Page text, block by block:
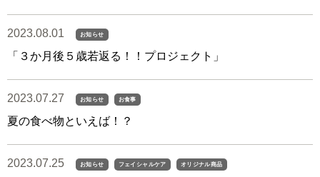
2023.08.01 お知らせ
「３か月後５歳若返る！！プロジェクト」
2023.07.27 お知らせ お食事
夏の食べ物といえば！？
2023.07.25 お知らせ フェイシャルケア オリジナル商品